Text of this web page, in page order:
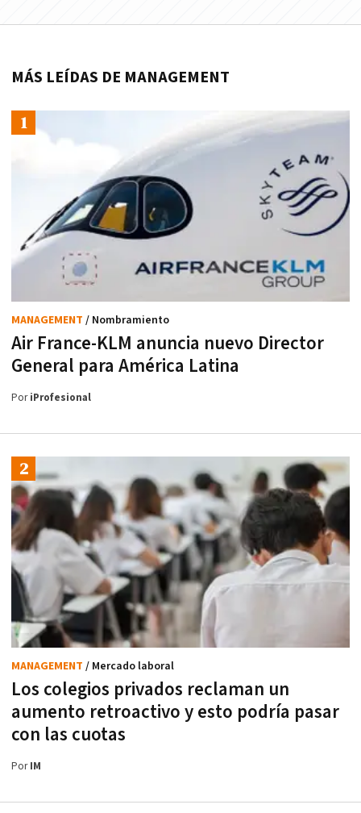
MÁS LEÍDAS DE MANAGEMENT
Air France-KLM anuncia nuevo Director
General para América Latina
MANAGEMENT / Nombramiento
PoriProfesional
Los colegios privados reclaman un
aumento retroactivo y esto podría pasar
con las cuotas
MANAGEMENT / Mercado laboral
PorIM